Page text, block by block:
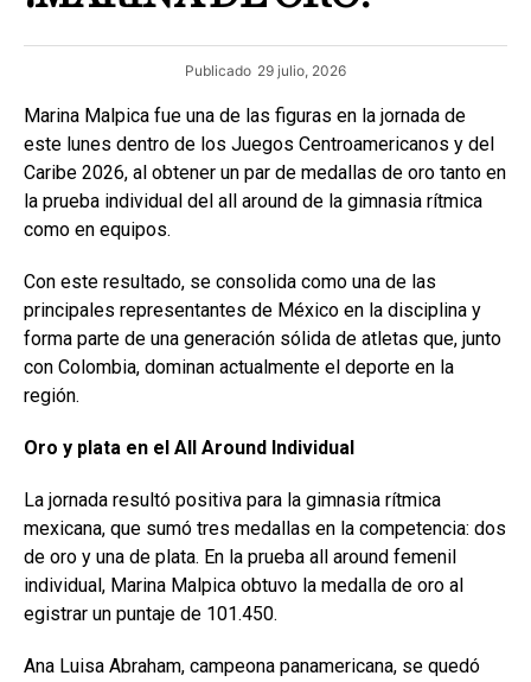
Publicado 29 julio, 2026
Marina Malpica fue una de las figuras en la jornada de
este lunes dentro de los Juegos Centroamericanos y del
Caribe 2026, al obtener un par de medallas de oro tanto en
la prueba individual del all around de la gimnasia rítmica
como en equipos.
Con este resultado, se consolida como una de las
principales representantes de México en la disciplina y
forma parte de una generación sólida de atletas que, junto
con Colombia, dominan actualmente el deporte en la
región.
Oro y plata en el All Around Individual
La jornada resultó positiva para la gimnasia rítmica
mexicana, que sumó tres medallas en la competencia: dos
de oro y una de plata. En la prueba all around femenil
individual, Marina Malpica obtuvo la medalla de oro al
egistrar un puntaje de 101.450.
Ana Luisa Abraham, campeona panamericana, se quedó